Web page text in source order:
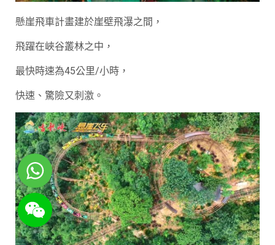
懸崖飛車計畫建於崖壁飛瀑之間，
飛躍在峽谷叢林之中，
最快時速為45公里/小時，
快速、驚險又刺激。
WhatsApp
WeChat: rsgt819